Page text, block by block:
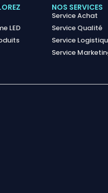
LED
NOS SERVICES
Service Achat
Service Qualité
Service
Service